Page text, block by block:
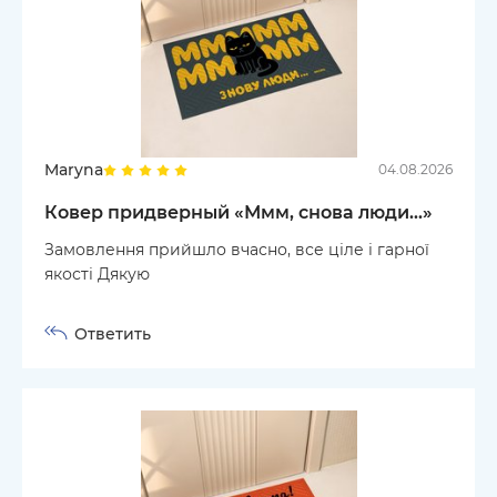
Maryna 04.08.2026
Ковер придверный «Ммм, снова люди...»
Замовлення прийшло вчасно, все ціле і гарної
якості Дякую
Ответить